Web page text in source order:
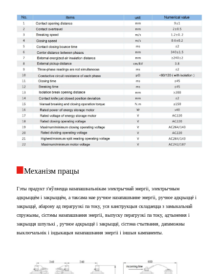
Механізм працы
Гэты прадукт з'яўляецца назапашвальнікам электрычнай энергіі, электрычным
адкрыццём і закрыццём, а таксама мае ручное назапашванне энергіі, ручное адкрыццё і
закрыццё, абарону ад перагрузкі па току, уся канструкцыя складаецца з замыкальнай
спружыны, сістэмы назапашвання энергіі, выпуску перагрузкі па току, адчынення і
закрыцця шпулькі , ручное адкрыццё і закрыццё, сістэма счытвання, дапаможны
выключальнік і індыкацыя назапашвання энергіі і іншыя кампаненты.